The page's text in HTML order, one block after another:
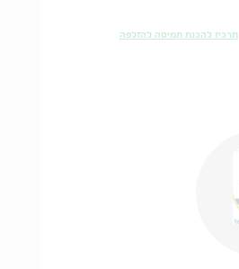
תרכיז להכנת תמיסה להזלפה